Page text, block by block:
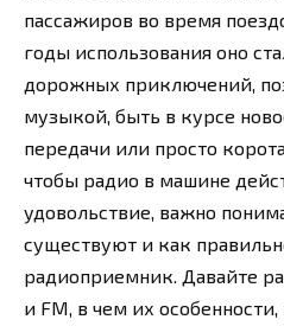
пассажиров во время
годы использования оно
дорожных приключений,
музыкой, быть в курсе
передачи или просто
чтобы радио в машине
удовольствие, важно
существуют и как
радиоприемник. Давайте
и FM, в чем их